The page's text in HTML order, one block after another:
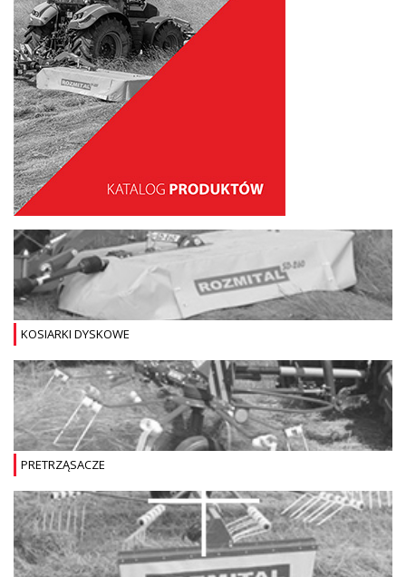
KOSIARKI DYSKOWE
PRETRZĄSACZE